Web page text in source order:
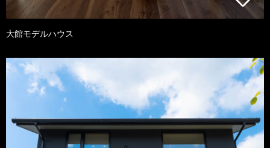
大館モデルハウス